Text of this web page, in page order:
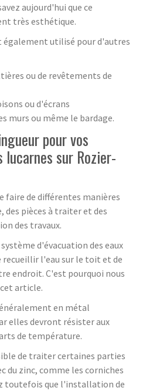
aujourd'hui que ce
très esthétique.
également utilisé pour d'autres
ou de revêtements de
ou d'écrans
murs ou même le bardage.
pour vos
sur Rozier-
faire de différentes manières
des pièces à traiter et des
des travaux.
d'évacuation des eaux
recueillir l'eau sur le toit et de
endroit. C'est pourquoi nous
article.
en métal
elles devront résister aux
de température.
de traiter certaines parties
du zinc, comme les corniches
toutefois que l'installation de